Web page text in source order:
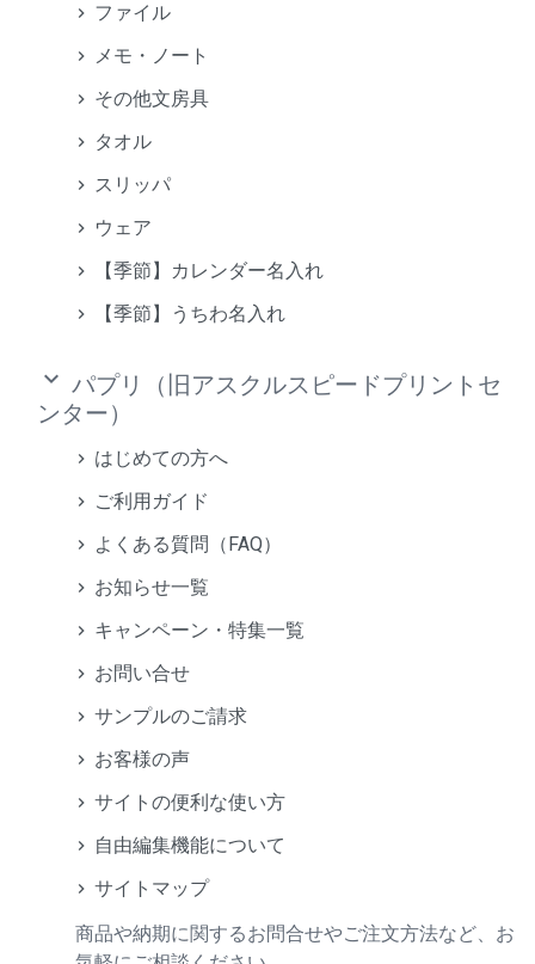
ファイル
メモ・ノート
その他文房具
タオル
スリッパ
ウェア
【季節】カレンダー名入れ
【季節】うちわ名入れ
keyboard_arrow_down パプリ（旧アスクルスピードプリントセ
ンター）
はじめての方へ
ご利用ガイド
よくある質問（FAQ）
お知らせ一覧
キャンペーン・特集一覧
お問い合せ
サンプルのご請求
お客様の声
サイトの便利な使い方
自由編集機能について
サイトマップ
商品や納期に関するお問合せやご注文方法など、お